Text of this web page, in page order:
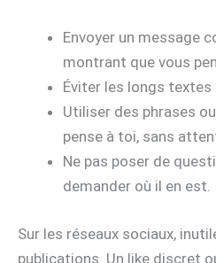
Envoyer un message
montrant que vous
Éviter les longs textes
Utiliser des phrases
pense à toi, sans
Ne pas poser de
demander où il en est.
Sur les réseaux sociaux,
publications. Un like discret